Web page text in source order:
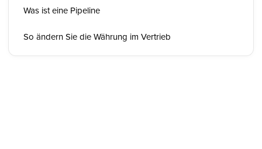
Was ist eine Pipeline
So ändern Sie die Währung im Vertrieb